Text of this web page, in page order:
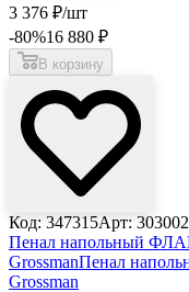
3 376 ₽/шт
-80%16 880 ₽
В корзину
Код: 347315Арт: 303002
Пенал напольный
GrossmanПенал
Grossman